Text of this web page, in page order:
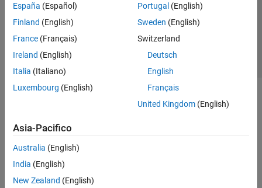
España (Español)
Finland (English)
France (Français)
Ireland (English)
Italia (Italiano)
Luxembourg (English)
Portugal (English)
Sweden (English)
Switzerland
Deutsch
English
Français
United Kingdom(English)
Asia-Pacifico
Australia (English)
India (English)
New Zealand (English)
© 1994-2026 The MathWorks, Inc.